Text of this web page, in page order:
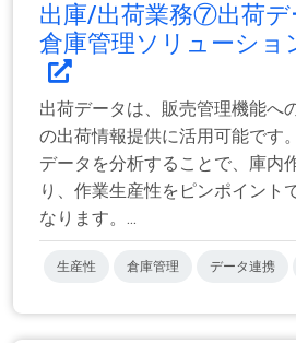
出庫/出荷業務⑦出荷デ
倉庫管理ソリューショ
出荷データは、販売管理機能へ
の出荷情報提供に活用可能です
データを分析することで、庫内
り、作業生産性をピンポイント
なります。...
生産性 倉庫管理 データ連携